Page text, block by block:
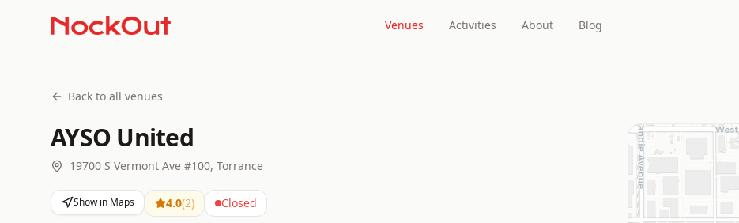
Venues Activities About Blog
Back to all venues
AYSO United
19700 S Vermont Ave #100, Torrance
Show in Maps 4.0(2) Closed